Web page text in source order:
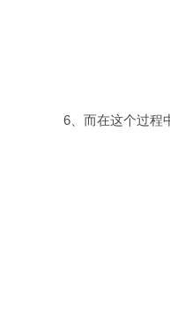
6、而在这个过程